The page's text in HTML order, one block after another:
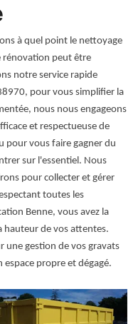
à quel point le nettoyage
rénovation peut être
notre service rapide
pour vous simplifier la
nous nous engageons
et respectueuse de
pour vous faire gagner du
sur l'essentiel. Nous
pour collecter et gérer
toutes les
Benne, vous avez la
hauteur de vos attentes.
une gestion de vos gravats
espace propre et dégagé.